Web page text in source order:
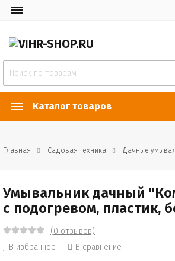
Каталог товаров
Главная Садовая техника Дачные
Умывальник дачный
с подогревом, пластик,
(0 отзывов)
В избранное
В сравнение